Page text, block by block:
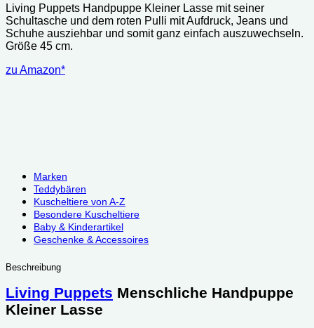
Living Puppets Handpuppe Kleiner Lasse mit seiner
Schultasche und dem roten Pulli mit Aufdruck, Jeans und
Schuhe ausziehbar und somit ganz einfach auszuwechseln.
Größe 45 cm.
zu Amazon*
Marken
Teddybären
Kuscheltiere von A-Z
Besondere Kuscheltiere
Baby & Kinderartikel
Geschenke & Accessoires
Beschreibung
Living Puppets Menschliche Handpuppe
Kleiner Lasse